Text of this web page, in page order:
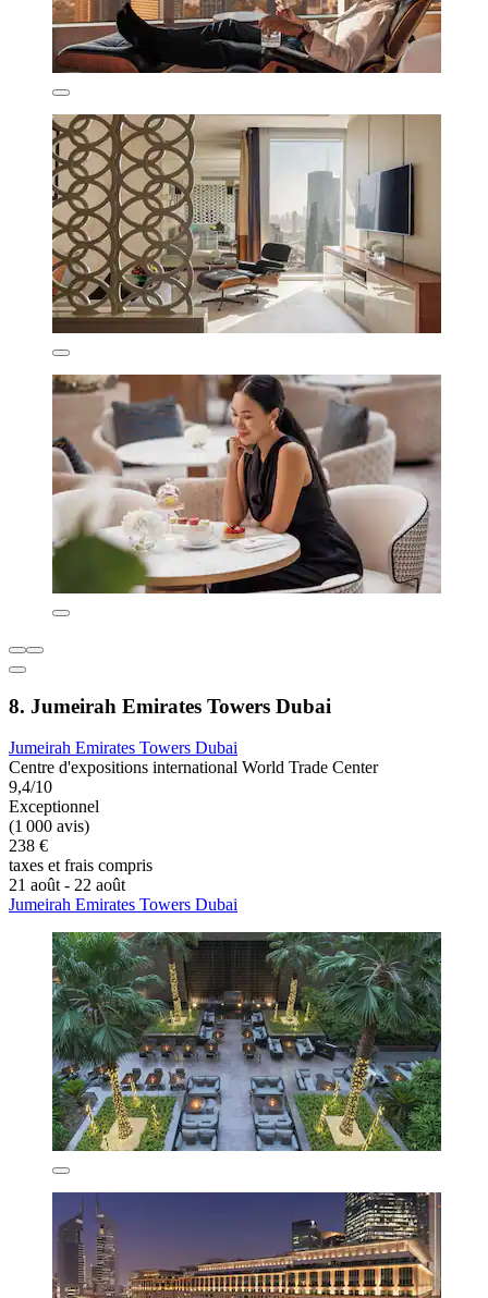
8. Jumeirah Emirates Towers Dubai
Jumeirah Emirates Towers Dubai
Centre d'expositions international World Trade Center
9,4/10
Exceptionnel
(1 000 avis)
238 €
taxes et frais compris
21 août - 22 août
Jumeirah Emirates Towers Dubai